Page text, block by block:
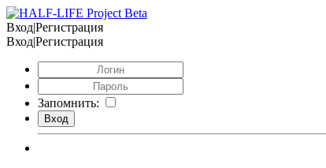
Вход|Регистрация
Вход|Регистрация
Запомнить: